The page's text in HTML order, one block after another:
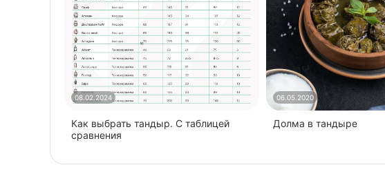
08.02.2024
Как выбрать тандыр. С таблицей
сравнения
06.05.2020
​Долма в тандыре